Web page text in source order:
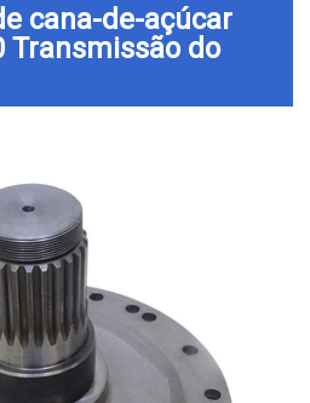
cana-de-açúcar
Transmissão do